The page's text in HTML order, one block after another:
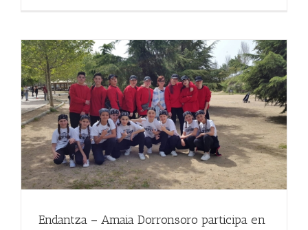
Endantza – Amaia Dorronsoro participa en